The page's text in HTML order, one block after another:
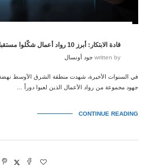
قادة الابتكار: أبرز 10 رواد أعمال شكّلوا مستقبل الشرق الأوسط
written by جود أونسال
في السنوات الأخيرة، شهدت منطقة الشرق الأوسط نهضة
جهود مجموعة من رواد الأعمال الذين لعبوا دوراً …
CONTINUE READING